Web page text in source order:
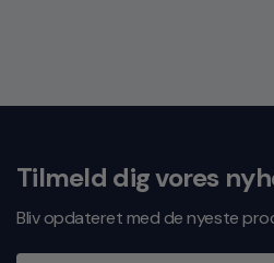
Tilmeld dig vores
Bliv opdateret med de nyeste